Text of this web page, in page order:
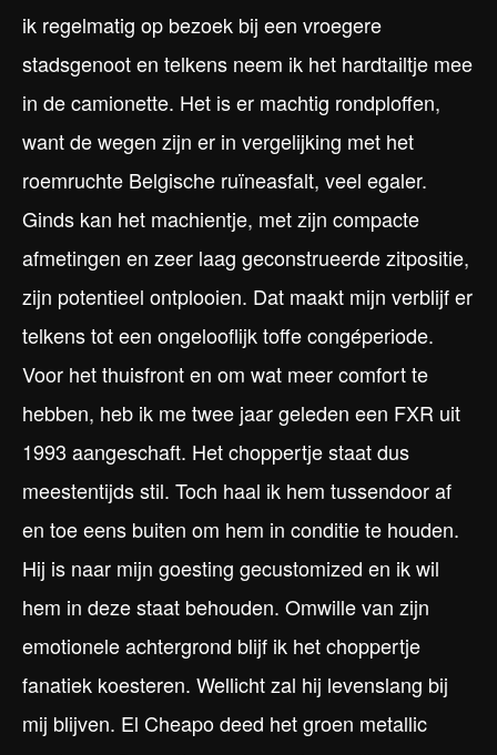
ik regelmatig op bezoek bij een vroegere
stadsgenoot en telkens neem ik het hardtailtje mee
in de camionette. Het is er machtig rondploffen,
want de wegen zijn er in vergelijking met het
roemruchte Belgische ruïneasfalt, veel egaler.
Ginds kan het machientje, met zijn compacte
afmetingen en zeer laag geconstrueerde zitpositie,
zijn potentieel ontplooien. Dat maakt mijn verblijf er
telkens tot een ongelooflijk toffe congéperiode.
Voor het thuisfront en om wat meer comfort te
hebben, heb ik me twee jaar geleden een FXR uit
1993 aangeschaft. Het choppertje staat dus
meestentijds stil. Toch haal ik hem tussendoor af
en toe eens buiten om hem in conditie te houden.
Hij is naar mijn goesting gecustomized en ik wil
hem in deze staat behouden. Omwille van zijn
emotionele achtergrond blijf ik het choppertje
fanatiek koesteren. Wellicht zal hij levenslang bij
mij blijven. El Cheapo deed het groen metallic